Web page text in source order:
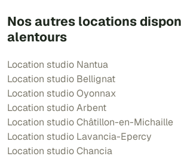
Nos autres locations
alentours
Location studio Nantua
Location studio Bellignat
Location studio Oyonnax
Location studio Arbent
Location studio Châtillon-en-Michaille
Location studio Lavancia-Epercy
Location studio Chancia